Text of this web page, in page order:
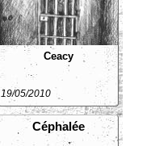
Ceacy
19/05/2010
Céphalée